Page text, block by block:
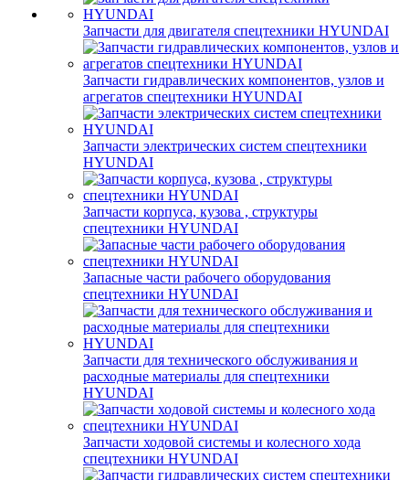
Запчасти для двигателя спецтехники HYUNDAI
Запчасти гидравлических компонентов, узлов и
агрегатов спецтехники HYUNDAI
Запчасти электрических систем спецтехники
HYUNDAI
Запчасти корпуса, кузова , структуры
спецтехники HYUNDAI
Запасные части рабочего оборудования
спецтехники HYUNDAI
Запчасти для технического обслуживания и
расходные материалы для спецтехники
HYUNDAI
Запчасти ходовой системы и колесного хода
спецтехники HYUNDAI